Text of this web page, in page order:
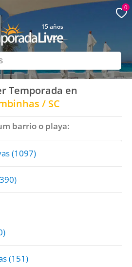
15 años
0
Temporada en
/ SC
barrio o playa:
(1097)
(151)